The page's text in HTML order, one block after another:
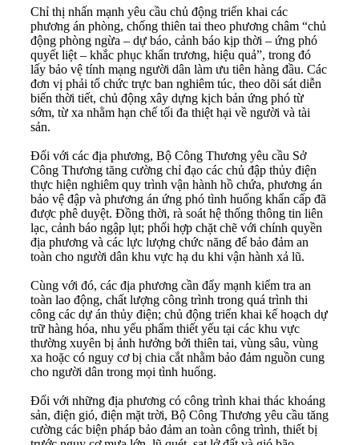
Chỉ thị nhấn mạnh yêu cầu chủ động triển khai các
phương án phòng, chống thiên tai theo phương châm “chủ
động phòng ngừa – dự báo, cảnh báo kịp thời – ứng phó
quyết liệt – khắc phục khẩn trương, hiệu quả”, trong đó
lấy bảo vệ tính mạng người dân làm ưu tiên hàng đầu. Các
đơn vị phải tổ chức trực ban nghiêm túc, theo dõi sát diễn
biến thời tiết, chủ động xây dựng kịch bản ứng phó từ
sớm, từ xa nhằm hạn chế tối đa thiệt hại về người và tài
sản.
Đối với các địa phương, Bộ Công Thương yêu cầu Sở
Công Thương tăng cường chỉ đạo các chủ đập thủy điện
thực hiện nghiêm quy trình vận hành hồ chứa, phương án
bảo vệ đập và phương án ứng phó tình huống khẩn cấp đã
được phê duyệt. Đồng thời, rà soát hệ thống thông tin liên
lạc, cảnh báo ngập lụt; phối hợp chặt chẽ với chính quyền
địa phương và các lực lượng chức năng để bảo đảm an
toàn cho người dân khu vực hạ du khi vận hành xả lũ.
Cùng với đó, các địa phương cần đẩy mạnh kiểm tra an
toàn lao động, chất lượng công trình trong quá trình thi
công các dự án thủy điện; chủ động triển khai kế hoạch dự
trữ hàng hóa, nhu yếu phẩm thiết yếu tại các khu vực
thường xuyên bị ảnh hưởng bởi thiên tai, vùng sâu, vùng
xa hoặc có nguy cơ bị chia cắt nhằm bảo đảm nguồn cung
cho người dân trong mọi tình huống.
Đối với những địa phương có công trình khai thác khoáng
sản, điện gió, điện mặt trời, Bộ Công Thương yêu cầu tăng
cường các biện pháp bảo đảm an toàn công trình, thiết bị